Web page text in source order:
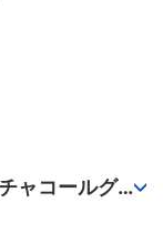
ャコールグレ